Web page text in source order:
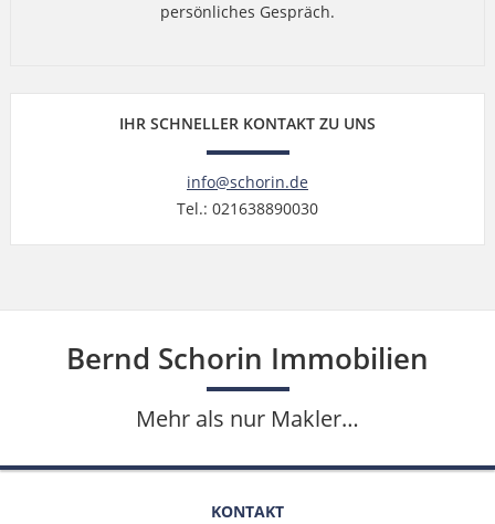
persönliches Gespräch.
IHR SCHNELLER KONTAKT ZU UNS
info@schorin.de
Tel.: 021638890030
Bernd Schorin Immobilien
Mehr als nur Makler…
KONTAKT